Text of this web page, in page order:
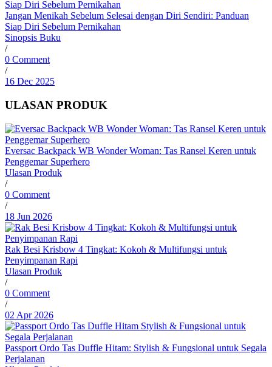
Jangan Menikah Sebelum Selesai dengan Diri Sendiri: Panduan
Siap Diri Sebelum Pernikahan
Sinopsis Buku
/
0 Comment
/
16 Dec 2025
ULASAN PRODUK
Eversac Backpack WB Wonder Woman: Tas Ransel Keren untuk
Penggemar Superhero
Ulasan Produk
/
0 Comment
/
18 Jun 2026
Rak Besi Krisbow 4 Tingkat: Kokoh & Multifungsi untuk
Penyimpanan Rapi
Ulasan Produk
/
0 Comment
/
02 Apr 2026
Passport Ordo Tas Duffle Hitam: Stylish & Fungsional untuk Segala
Perjalanan